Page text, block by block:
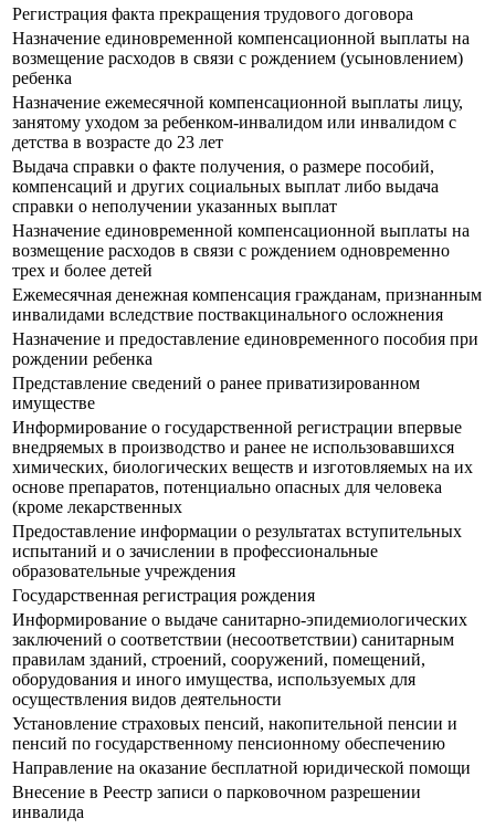
Регистрация факта прекращения трудового договора
Назначение единовременной компенсационной выплаты на
возмещение расходов в связи с рождением (усыновлением)
ребенка
Назначение ежемесячной компенсационной выплаты лицу,
занятому уходом за ребенком-инвалидом или инвалидом с
детства в возрасте до 23 лет
Выдача справки о факте получения, о размере пособий,
компенсаций и других социальных выплат либо выдача
справки о неполучении указанных выплат
Назначение единовременной компенсационной выплаты на
возмещение расходов в связи с рождением одновременно
трех и более детей
Ежемесячная денежная компенсация гражданам, признанным
инвалидами вследствие поствакцинального осложнения
Назначение и предоставление единовременного пособия при
рождении ребенка
Представление сведений о ранее приватизированном
имуществе
Информирование о государственной регистрации впервые
внедряемых в производство и ранее не использовавшихся
химических, биологических веществ и изготовляемых на их
основе препаратов, потенциально опасных для человека
(кроме лекарственных
Предоставление информации о результатах вступительных
испытаний и о зачислении в профессиональные
образовательные учреждения
Государственная регистрация рождения
Информирование о выдаче санитарно-эпидемиологических
заключений о соответствии (несоответствии) санитарным
правилам зданий, строений, сооружений, помещений,
оборудования и иного имущества, используемых для
осуществления видов деятельности
Установление страховых пенсий, накопительной пенсии и
пенсий по государственному пенсионному обеспечению
Направление на оказание бесплатной юридической помощи
Внесение в Реестр записи о парковочном разрешении
инвалида